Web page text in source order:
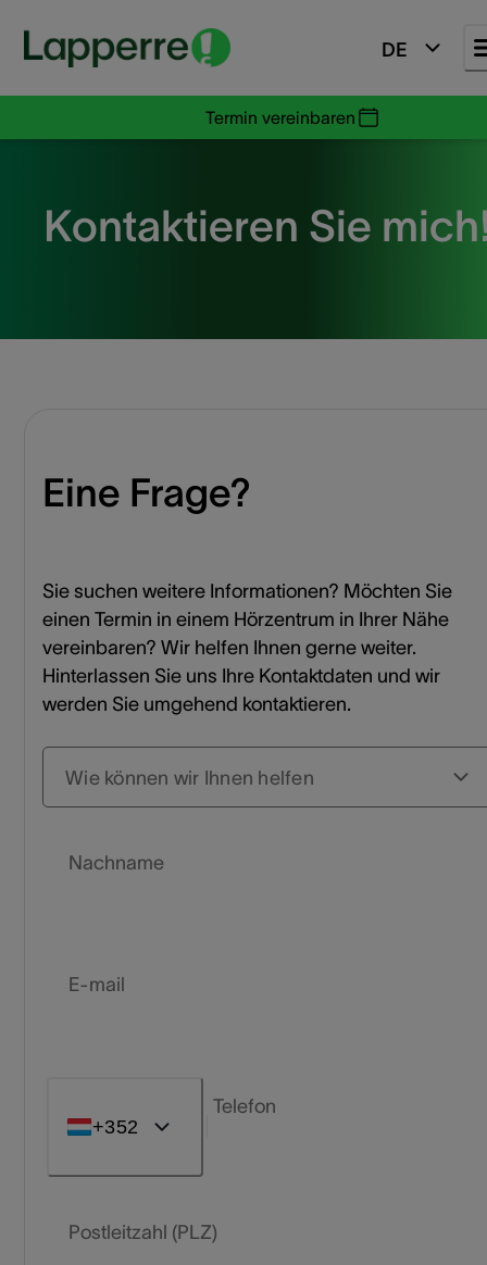
DE
Termin vereinbaren
Kontaktieren Sie
Eine Frage?
Sie suchen weitere Informationen? Möchten Sie
einen Termin in einem Hörzentrum in Ihrer Nähe
vereinbaren? Wir helfen Ihnen gerne weiter.
Hinterlassen Sie uns Ihre Kontaktdaten und wir
werden Sie umgehend kontaktieren.
Wie können wir Ihnen helfen
Nachname
E-mail
+352
Telefon
Postleitzahl (PLZ)